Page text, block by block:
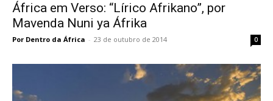
África em Verso: “Lírico Afrikano”, por
Mavenda Nuni ya Áfrika
Por Dentro da África - 23 de outubro de 2014 0